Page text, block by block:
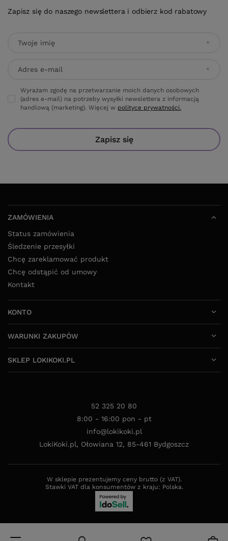
Zapisz się do naszego newslettera i odbierz kod rabatowy
Twoje imię
Adres e-mail
Wyrażam zgodę na przetwarzanie moich danych osobowych
(adres e-mail) na potrzeby wysyłki newslettera z informacją
handlową (marketing). Więcej w polityce prywatności.
Zapisz się
ZAMÓWIENIA
Status zamówienia
Śledzenie przesyłki
Chcę zareklamować produkt
Chcę odstąpić od umowy
Kontakt
KONTO
WARUNKI ZAKUPÓW
SKLEP LOKIKOKI.PL
52 325 20 80
8:00 - 16:00 pon - pt
info@lokikoki.pl
LokiKoki.pl, Ołowiana 12, 85-461 Bydgoszcz
W sklepie prezentujemy ceny brutto (z VAT).
Stawki VAT dla konsumentów z kraju: Polska.